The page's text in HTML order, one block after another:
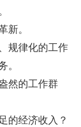
。
规律化的工作
然的工作群
经济收入？